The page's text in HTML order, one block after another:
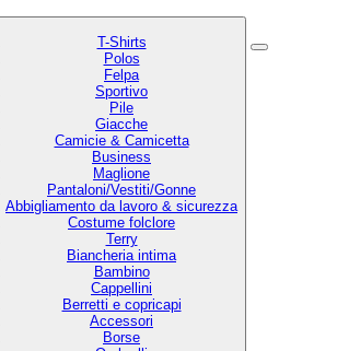
T-Shirts
Polos
Felpa
Sportivo
Pile
Giacche
Camicie & Camicetta
Business
Maglione
Pantaloni/Vestiti/Gonne
Abbigliamento da lavoro & sicurezza
Costume folclore
Terry
Biancheria intima
Bambino
Cappellini
Berretti e copricapi
Accessori
Borse